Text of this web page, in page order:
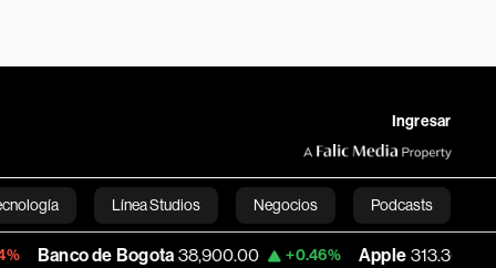
Ingresar
Línea Studios Negocios Podcasts
English
de Bogota 38,900.00 +0.46% Apple 313.305 +0.25%